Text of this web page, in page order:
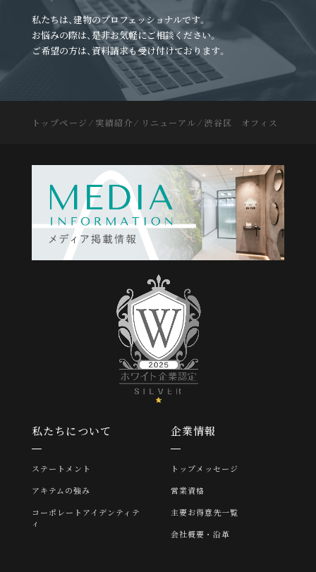
私たちは、建物のプロフェッショナルです。
お悩みの際は、是非お気軽にご相談ください。
ご希望の方は、資料請求も受け付けております。
トップページ ⁄ 実績紹介 ⁄ リニューアル ⁄ 渋谷区 オフィス
私たちについて
ステートメント
アキテムの強み
コーポレートアイデンティテ
ィ
企業情報
トップメッセージ
営業資格
主要お得意先一覧
会社概要・沿革